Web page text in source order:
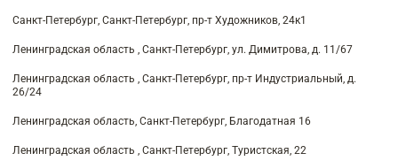
Санкт-Петербург, Санкт-Петербург, пр-т Художников, 24к1
Ленинградская область , Санкт-Петербург, ул. Димитрова, д. 11/67
Ленинградская область , Санкт-Петербург, пр-т Индустриальный, д.
26/24
Ленинградская область, Санкт-Петербург, Благодатная 16
Ленинградская область , Санкт-Петербург, Туристская, 22